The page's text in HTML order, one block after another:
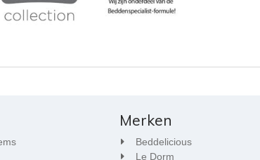
Merken
Beddelicious
Le Dorm